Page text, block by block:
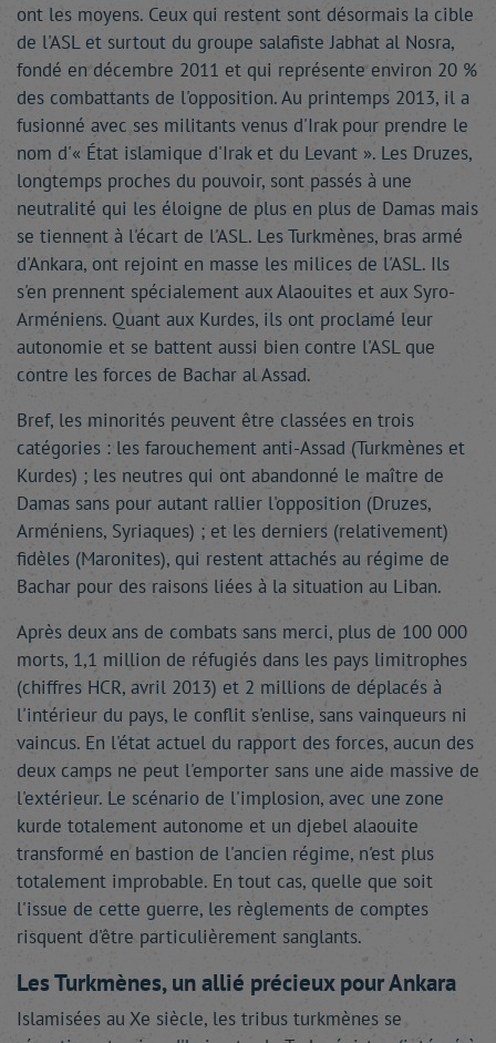
ont les moyens. Ceux qui restent sont désormais la cible
de l'ASL et surtout du groupe salafiste Jabhat al Nosra,
fondé en décembre 2011 et qui représente environ 20 %
des combattants de l'opposition. Au printemps 2013, il a
fusionné avec ses militants venus d'Irak pour prendre le
nom d'« État islamique d'Irak et du Levant ». Les Druzes,
longtemps proches du pouvoir, sont passés à une
neutralité qui les éloigne de plus en plus de Damas mais
se tiennent à l'écart de l'ASL. Les Turkmènes, bras armé
d'Ankara, ont rejoint en masse les milices de l'ASL. Ils
s'en prennent spécialement aux Alaouites et aux Syro-
Arméniens. Quant aux Kurdes, ils ont proclamé leur
autonomie et se battent aussi bien contre l'ASL que
contre les forces de Bachar al Assad.
Bref, les minorités peuvent être classées en trois
catégories : les farouchement anti-Assad (Turkmènes et
Kurdes) ; les neutres qui ont abandonné le maître de
Damas sans pour autant rallier l'opposition (Druzes,
Arméniens, Syriaques) ; et les derniers (relativement)
fidèles (Maronites), qui restent attachés au régime de
Bachar pour des raisons liées à la situation au Liban.
Après deux ans de combats sans merci, plus de 100 000
morts, 1,1 million de réfugiés dans les pays limitrophes
(chiffres HCR, avril 2013) et 2 millions de déplacés à
l'intérieur du pays, le conflit s'enlise, sans vainqueurs ni
vaincus. En l'état actuel du rapport des forces, aucun des
deux camps ne peut l'emporter sans une aide massive de
l'extérieur. Le scénario de l'implosion, avec une zone
kurde totalement autonome et un djebel alaouite
transformé en bastion de l'ancien régime, n'est plus
totalement improbable. En tout cas, quelle que soit
l'issue de cette guerre, les règlements de comptes
risquent d'être particulièrement sanglants.
Les Turkmènes, un allié précieux pour Ankara
Islamisées au Xe siècle, les tribus turkmènes se